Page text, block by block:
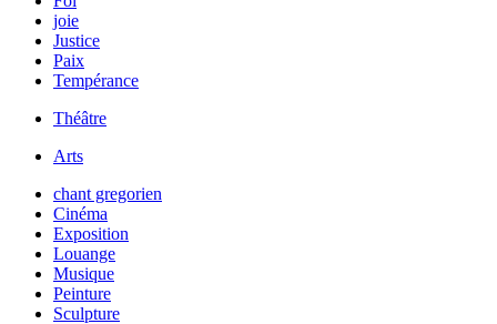
joie
Justice
Paix
Tempérance
Théâtre
Arts
chant gregorien
Cinéma
Exposition
Louange
Musique
Peinture
Sculpture